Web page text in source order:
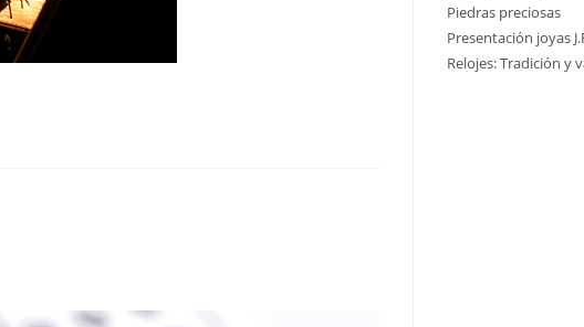
Piedras preciosas
Presentación joyas
Relojes: Tradición y